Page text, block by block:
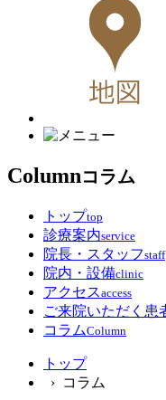
Columnコラム
トップtop
診療案内service
院長・スタッフstaff
院内・設備clinic
アクセスaccess
ご来院いただく患
コラムColumn
トップ
› コラム